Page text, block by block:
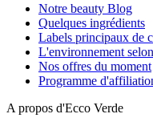
Notre beauty Blog
Quelques ingrédients
Labels principaux de
L'environnement
Nos offres du moment
Programme
A propos d'Ecco Verde